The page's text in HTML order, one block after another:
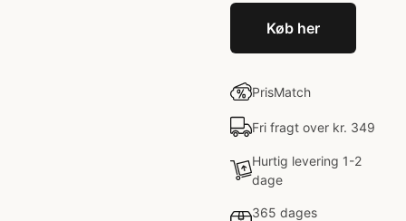
Køb her
PrisMatch
Fri fragt over kr. 349
Hurtig levering 1-2
dage
365 dages